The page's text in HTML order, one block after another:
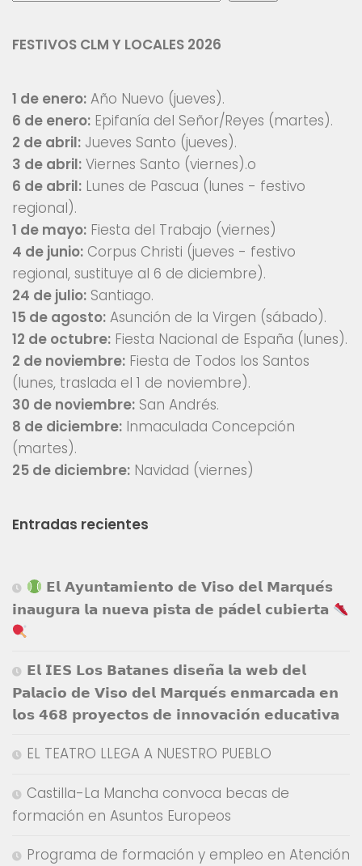
FESTIVOS CLM Y LOCALES 2026
1 de enero: Año Nuevo (jueves).
6 de enero: Epifanía del Señor/Reyes (martes).
2 de abril: Jueves Santo (jueves).
3 de abril: Viernes Santo (viernes).o
6 de abril: Lunes de Pascua (lunes - festivo
regional).
1 de mayo: Fiesta del Trabajo (viernes)
4 de junio: Corpus Christi (jueves - festivo
regional, sustituye al 6 de diciembre).
24 de julio: Santiago.
15 de agosto: Asunción de la Virgen (sábado).
12 de octubre: Fiesta Nacional de España (lunes).
2 de noviembre: Fiesta de Todos los Santos
(lunes, traslada el 1 de noviembre).
30 de noviembre: San Andrés.
8 de diciembre: Inmaculada Concepción
(martes).
25 de diciembre: Navidad (viernes)
Entradas recientes
𝗘𝗹 𝗔𝘆𝘂𝗻𝘁𝗮𝗺𝗶𝗲𝗻𝘁𝗼 𝗱𝗲 𝗩𝗶𝘀𝗼 𝗱𝗲𝗹 𝗠𝗮𝗿𝗾𝘂𝗲́𝘀
𝗶𝗻𝗮𝘂𝗴𝘂𝗿𝗮 𝗹𝗮 𝗻𝘂𝗲𝘃𝗮 𝗽𝗶𝘀𝘁𝗮 𝗱𝗲 𝗽𝗮́𝗱𝗲𝗹 𝗰𝘂𝗯𝗶𝗲𝗿𝘁𝗮
𝗘𝗹 𝗜𝗘𝗦 𝗟𝗼𝘀 𝗕𝗮𝘁𝗮𝗻𝗲𝘀 𝗱𝗶𝘀𝗲𝗻̃𝗮 𝗹𝗮 𝘄𝗲𝗯 𝗱𝗲𝗹
𝗣𝗮𝗹𝗮𝗰𝗶𝗼 𝗱𝗲 𝗩𝗶𝘀𝗼 𝗱𝗲𝗹 𝗠𝗮𝗿𝗾𝘂𝗲́𝘀 𝗲𝗻𝗺𝗮𝗿𝗰𝗮𝗱𝗮 𝗲𝗻
𝗹𝗼𝘀 𝟰𝟲𝟴 𝗽𝗿𝗼𝘆𝗲𝗰𝘁𝗼𝘀 𝗱𝗲 𝗶𝗻𝗻𝗼𝘃𝗮𝗰𝗶𝗼́𝗻 𝗲𝗱𝘂𝗰𝗮𝘁𝗶𝘃𝗮
EL TEATRO LLEGA A NUESTRO PUEBLO
Castilla-La Mancha convoca becas de
formación en Asuntos Europeos
Programa de formación y empleo en Atención